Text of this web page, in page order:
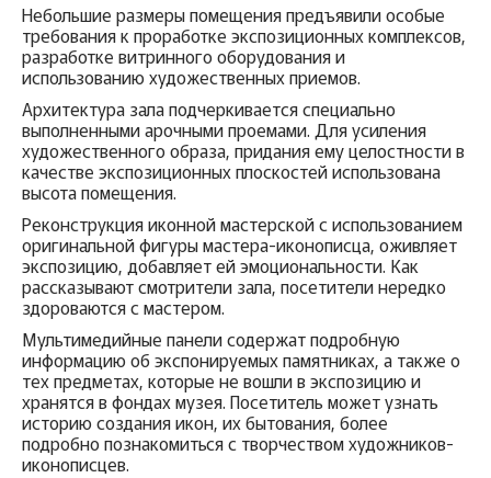
Небольшие размеры помещения предъявили особые
требования к проработке экспозиционных комплексов,
разработке витринного оборудования и
использованию художественных приемов.
Архитектура зала подчеркивается специально
выполненными арочными проемами. Для усиления
художественного образа, придания ему целостности в
качестве экспозиционных плоскостей использована
высота помещения.
Реконструкция иконной мастерской с использованием
оригинальной фигуры мастера-иконописца, оживляет
экспозицию, добавляет ей эмоциональности. Как
рассказывают смотрители зала, посетители нередко
здороваются с мастером.
Мультимедийные панели содержат подробную
информацию об экспонируемых памятниках, а также о
тех предметах, которые не вошли в экспозицию и
хранятся в фондах музея. Посетитель может узнать
историю создания икон, их бытования, более
подробно познакомиться с творчеством художников-
иконописцев.